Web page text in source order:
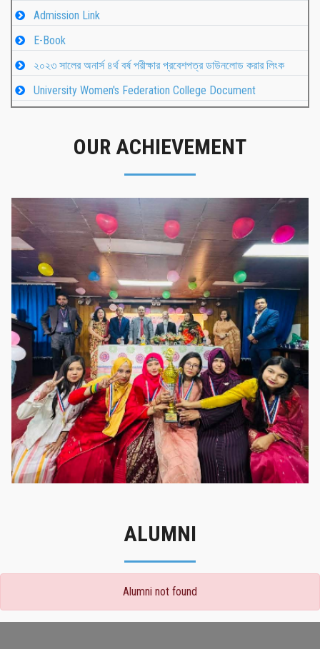
Admission Link
E-Book
২০২৩ সালের অনার্স ৪র্থ বর্ষ পরীক্ষার প্রবেশপত্র ডাউনলোড করার লিংক
University Women's Federation College Document
OUR ACHIEVEMENT
গৌরবের মুহূর্ত
গৌরবের মুহূর্ত
ALUMNI
Alumni not found